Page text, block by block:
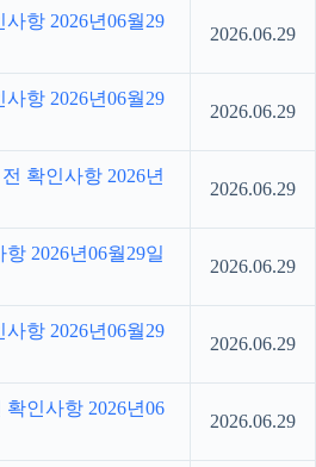
항 2026년06월29
2026.06.29
항 2026년06월29
2026.06.29
확인사항 2026년
2026.06.29
2026년06월29일
2026.06.29
항 2026년06월29
2026.06.29
인사항 2026년06
2026.06.29